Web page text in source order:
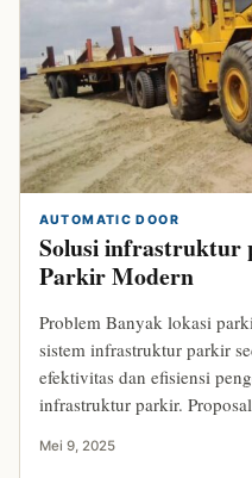
AUTOMATIC DOOR
Solusi infrastruktur
Parkir Modern
Problem Banyak lokasi
sistem infrastruktur parkir
efektivitas dan efisiensi
infrastruktur parkir.
Mei 9, 2025